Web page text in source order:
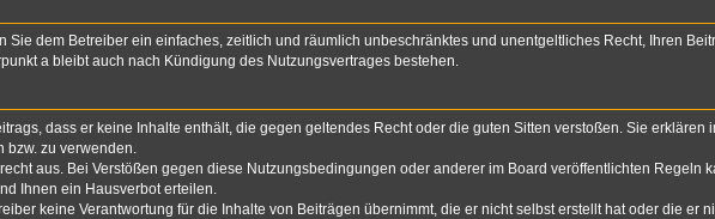
Sie dem Betreiber ein einfaches, zeitlich und räumlich unbeschränktes und unentgeltliches Recht, Ihren
a bleibt auch nach Kündigung des Nutzungsvertrages bestehen.
dass er keine Inhalte enthält, die gegen geltendes Recht oder die guten Sitten verstoßen. Sie
zu verwenden.
aus. Bei Verstößen gegen diese Nutzungsbedingungen oder anderer im Board veröffentlichten
Ihnen ein Hausverbot erteilen.
keine Verantwortung für die Inhalte von Beiträgen übernimmt, die er nicht selbst erstellt hat oder die er